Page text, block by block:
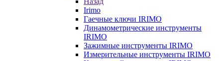
Irimo
Гаечные ключи IRIMO
Динамометрические инструменты
IRIMO
Зажимные инструменты IRIMO
Измерительные инструменты IRIMO